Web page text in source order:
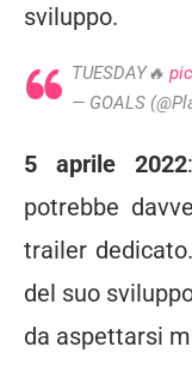
sviluppo.
TUESDAY🔥
— GOALS
5 aprile 2022
potrebbe
trailer
del suo
da aspettarsi